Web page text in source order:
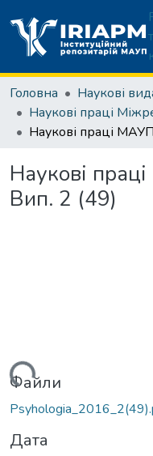
Головна
Наукові
Наукові
Вип. 2 (49)
Файли
Дата